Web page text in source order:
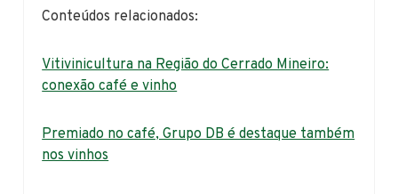
Conteúdos relacionados:
Vitivinicultura na Região do Cerrado Mineiro:
conexão café e vinho
Premiado no café, Grupo DB é destaque também
nos vinhos